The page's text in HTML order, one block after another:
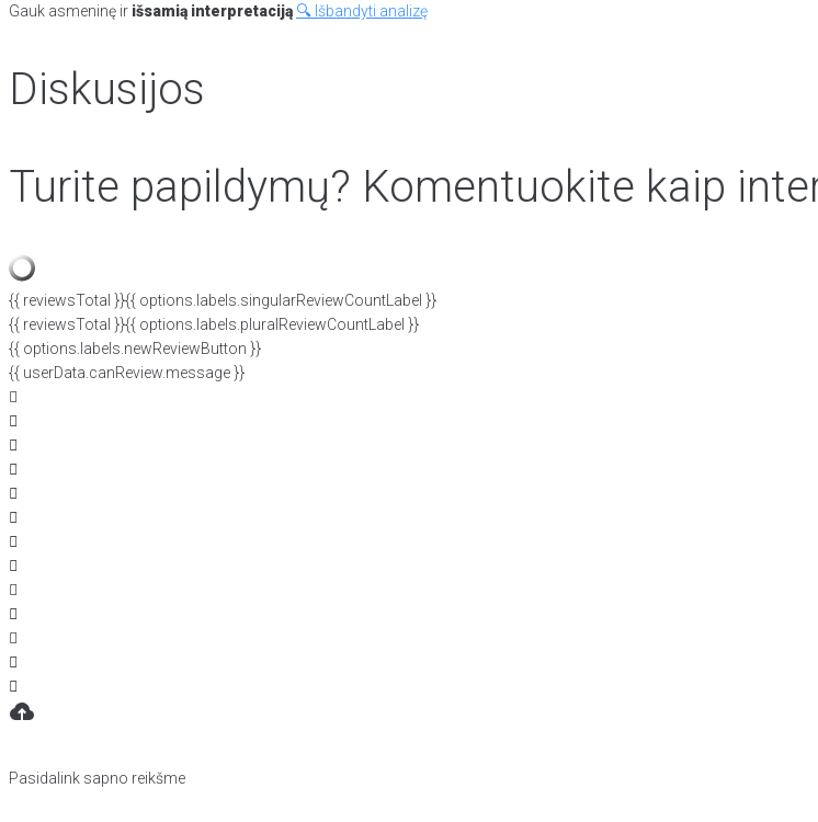
Gauk asmeninę ir išsamią interpretaciją 🔍 Išbandyti analizę
Diskusijos
Turite papildymų? Komentuokite kaip
{{ reviewsTotal }}{{ options.labels.singularReviewCountLabel }}
{{ reviewsTotal }}{{ options.labels.pluralReviewCountLabel }}
{{ options.labels.newReviewButton }}
{{ userData.canReview.message }}
Pasidalink sapno reikšme